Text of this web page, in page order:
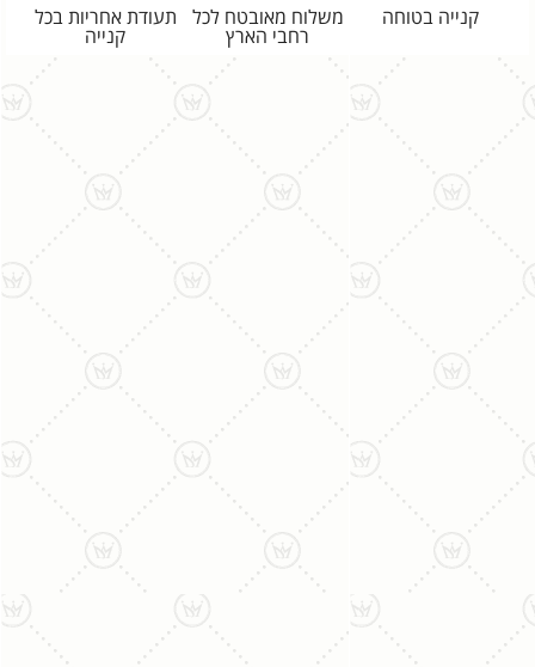
קנייה בטוחה
משלוח מאובטח לכל
רחבי הארץ
תעודת אחריות בכל
קנייה